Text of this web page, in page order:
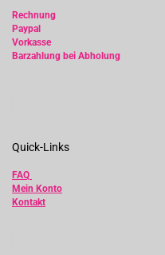
Rechnung
Paypal
Vorkasse
Barzahlung bei Abholung
Quick-Links
FAQ
Mein Konto
Kontakt